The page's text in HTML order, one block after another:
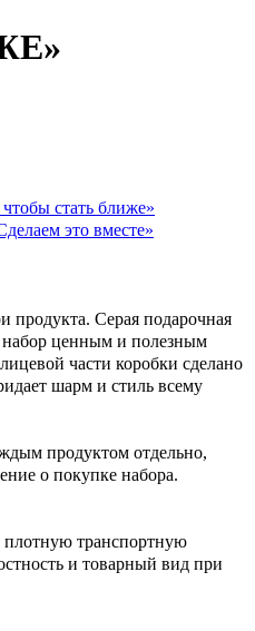
стать ближе»
это вместе»
продукта. Серая подарочная
набор ценным и полезным
части коробки сделано
шарм и стиль всему
продуктом отдельно,
о покупке набора.
транспортную
и товарный вид при